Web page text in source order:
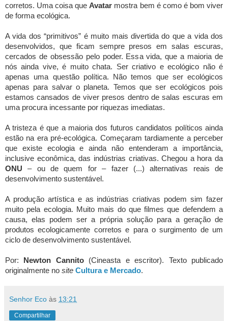
corretos. Uma coisa queAvatar mostra bem é como é bom viver
de forma ecológica.
A vida dos “primitivos” é muito mais divertida do que a vida dos
desenvolvidos, que ficam sempre presos em salas escuras,
cercados de obsessão pelo poder. Essa vida, que a maioria de
nós ainda vive, é muito chata. Ser criativo e ecológico não é
apenas uma questão política. Não temos que ser ecológicos
apenas para salvar o planeta. Temos que ser ecológicos pois
estamos cansados de viver presos dentro de salas escuras em
uma procura incessante por riquezas imediatas.
A tristeza é que a maioria dos futuros candidatos políticos ainda
estão na era pré-ecológica. Começaram tardiamente a perceber
que existe ecologia e ainda não entenderam a importância,
inclusive econômica, das indústrias criativas. Chegou a hora da
ONU – ou de quem for – fazer (...) alternativas reais de
desenvolvimento sustentável.
A produção artística e as indústrias criativas podem sim fazer
muito pela ecologia. Muito mais do que filmes que defendem a
causa, elas podem ser a própria solução para a geração de
produtos ecologicamente corretos e para o surgimento de um
ciclo de desenvolvimento sustentável.
Por: Newton Cannito(Cineasta e escritor). Texto publicado
originalmente no site Cultura e Mercado.
Senhor Eco às 13:21
Compartilhar